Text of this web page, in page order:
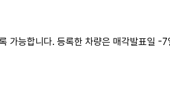
능합니다. 등록한 차량은 매각발표일